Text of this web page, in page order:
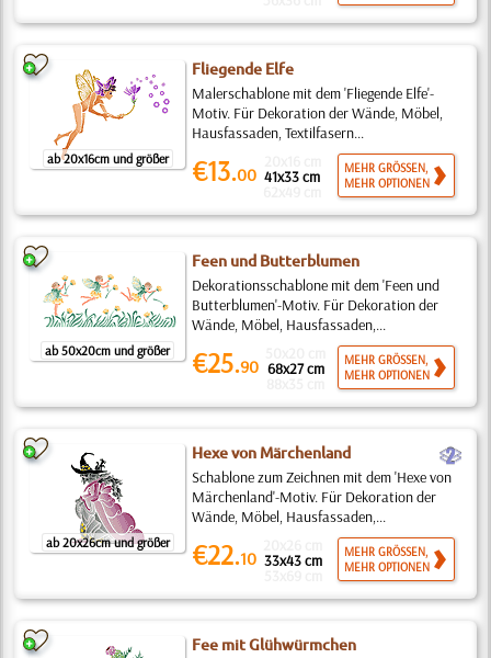
ab 20x16cm und größer
Fliegende Elfe
Malerschablone mit dem 'Fliegende Elfe'-
Motiv. Für Dekoration der Wände, Möbel,
Hausfassaden, Textilfasern...
€13.00 41x33 cm
MEHR GRÖSSEN,
MEHR OPTIONEN
ab 50x20cm und größer
Feen und Butterblumen
Dekorationsschablone mit dem 'Feen und
Butterblumen'-Motiv. Für Dekoration der
Wände, Möbel, Hausfassaden,...
€25.90 68x27 cm
MEHR GRÖSSEN,
MEHR OPTIONEN
ab 20x26cm und größer
Hexe von Märchenland b
Schablone zum Zeichnen mit dem 'Hexe von
Märchenland'-Motiv. Für Dekoration der
Wände, Möbel, Hausfassaden,...
€22.10 33x43 cm
MEHR GRÖSSEN,
MEHR OPTIONEN
Fee mit Glühwürmchen